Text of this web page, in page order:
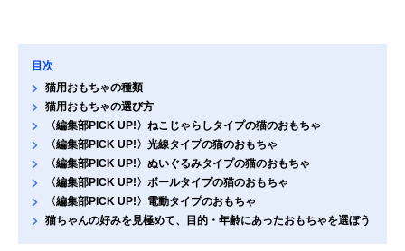
目次
猫用おもちゃの種類
猫用おもちゃの選び方
〈編集部PICK UP!〉ねこじゃらしタイプの猫のおもちゃ
〈編集部PICK UP!〉光線タイプの猫のおもちゃ
〈編集部PICK UP!〉ぬいぐるみタイプの猫のおもちゃ
〈編集部PICK UP!〉ボールタイプの猫のおもちゃ
〈編集部PICK UP!〉電動タイプのおもちゃ
猫ちゃんの好みを見極めて、目的・年齢にあったおもちゃを選ぼう